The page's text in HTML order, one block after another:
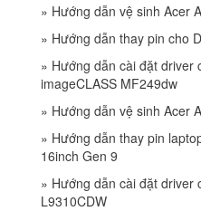
» Hướng dẫn vệ sinh Acer
» Hướng dẫn thay pin cho
» Hướng dẫn cài đặt driver
imageCLASS MF249dw
» Hướng dẫn vệ sinh Acer
» Hướng dẫn thay pin
16inch Gen 9
» Hướng dẫn cài đặt driver
L9310CDW